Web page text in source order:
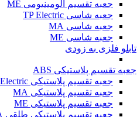
جعبه تقسیم آلومینیومی ME
جعبه شاسی TP Electric
جعبه شاسی MA
جعبه شاسی ME
تابلو فلزی به زودی
جعبه تقسیم پلاستیکی ABS
جعبه تقسیم پلاستیکی TP Electric
جعبه تقسیم پلاستیکی MA
جعبه تقسیم پلاستیکی ME
جعبه تقسیم پلاستیکی طلقی MA